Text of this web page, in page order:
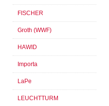
FISCHER
Groth (WWF)
HAWID
Importa
LaPe
LEUCHTTURM